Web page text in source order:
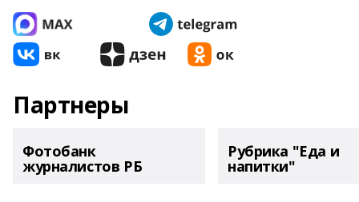
Партнеры
Фотобанк
журналистов РБ
Рубрика "Еда и
напитки"